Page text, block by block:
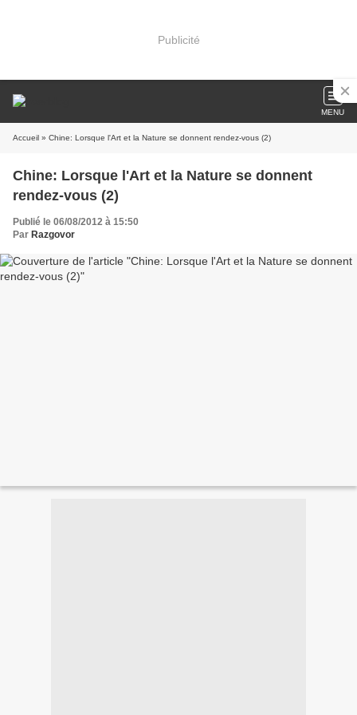
Publicité
MENU
Accueil » Chine: Lorsque l'Art et la Nature se donnent rendez-vous (2)
Chine: Lorsque l'Art et la Nature se donnent
rendez-vous (2)
Publié le 06/08/2012 à 15:50
Par Razgovor